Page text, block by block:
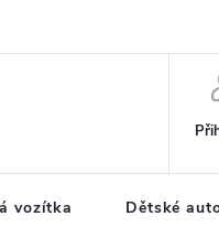
vozítka Dětské